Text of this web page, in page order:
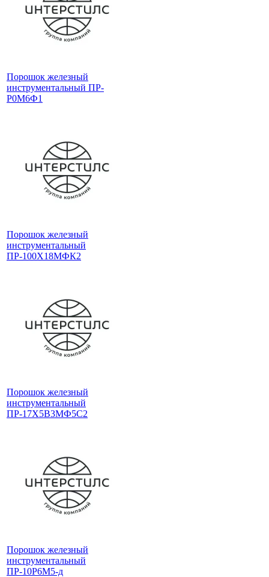
Порошок железный
инструментальный ПР-
Р0М6Ф1
Порошок железный
инструментальный
ПР-100Х18МФК2
Порошок железный
инструментальный
ПР-17Х5В3МФ5С2
Порошок железный
инструментальный
ПР-10Р6М5-д